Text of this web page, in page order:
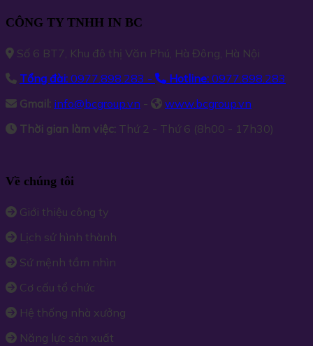
CÔNG TY TNHH IN BC
Số 6 BT7, Khu đô thị Văn Phú, Hà Đông, Hà Nội
Tổng đài: 0977.898.283 - Hotline: 0977.898.283
Gmail: info@bcgroup.vn -
www.bcgroup.vn
Thời gian làm việc: Thứ 2 - Thứ 6 (8h00 - 17h30)
Về chúng tôi
Giới thiệu công ty
Lịch sử hình thành
Sứ mệnh tầm nhìn
Cơ cấu tổ chức
Hệ thống nhà xưởng
Năng lực sản xuất